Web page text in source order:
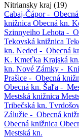
Nitriansky kraj (19)
Cabaj-Čápor -
knižnica Obecná kn.
Szinnyeiho Lehota -
Tekovská knižnica
kn. Neded - Obecná
K. Kmeťka Krajská kn.
kn. Nové Zámky -
Prašice - Obecná
Obecná kn. Šaľa -
Mestská knižnica
Tribečská kn.
Zálužie - Obecná
Obecná knižnica
Mestská kn.